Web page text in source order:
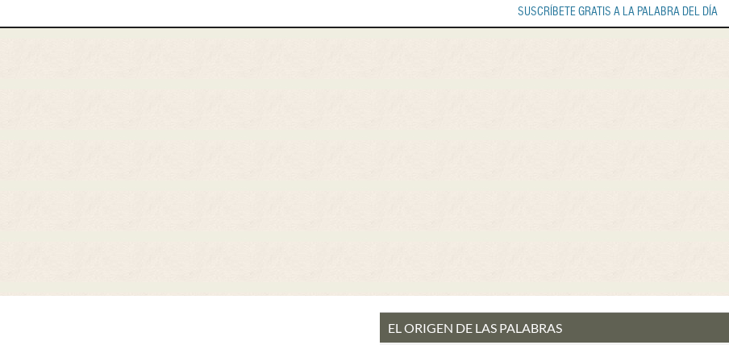
SUSCRÍBETE GRATIS A LA PALABRA DEL DÍA
EL ORIGEN DE LAS PALABRAS